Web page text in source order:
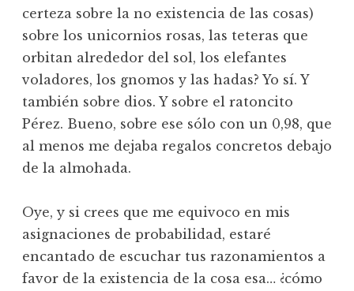
certeza sobre la no existencia de las cosas)
sobre los unicornios rosas, las teteras que
orbitan alrededor del sol, los elefantes
voladores, los gnomos y las hadas? Yo sí. Y
también sobre dios. Y sobre el ratoncito
Pérez. Bueno, sobre ese sólo con un 0,98, que
al menos me dejaba regalos concretos debajo
de la almohada.
Oye, y si crees que me equivoco en mis
asignaciones de probabilidad, estaré
encantado de escuchar tus razonamientos a
favor de la existencia de la cosa esa… ¿cómo